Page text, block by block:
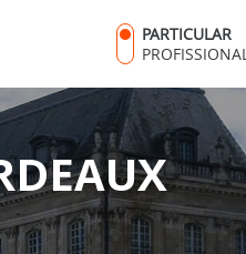
PARTICULAR
PROFISSIONAL